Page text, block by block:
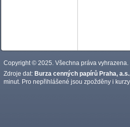
Copyright © 2025. Všechna práva vyhrazena.
Zdroje dat: Burza cenných papírů Praha, a.s.
minut. Pro nepřihlášené jsou zpožděny i kurzy